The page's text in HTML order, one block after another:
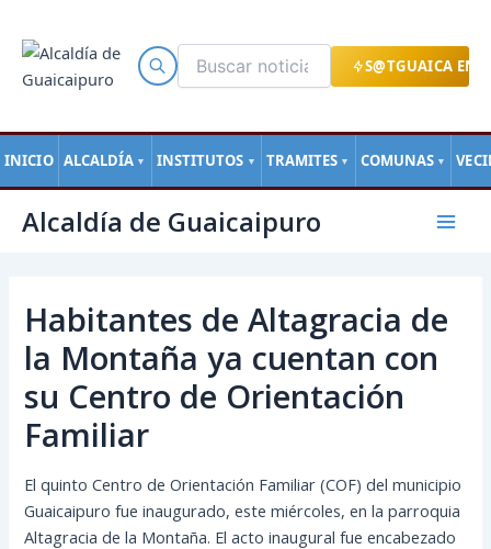
S@TGUAICA EN
INICIO ALCALDÍA ▼ INSTITUTOS ▼ TRAMITES ▼ COMUNAS ▼
contenido
Alcaldía de Guaicaipuro
Main
Habitantes de Altagracia de
la Montaña ya cuentan con
su Centro de Orientación
Familiar
El quinto Centro de Orientación Familiar (COF) del municipio
Guaicaipuro fue inaugurado, este miércoles, en la parroquia
Altagracia de la Montaña. El acto inaugural fue encabezado
de